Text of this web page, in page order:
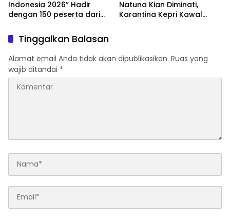
Indonesia 2026” Hadir
dengan 150 peserta dari
Industri Taman Rekreasi
dan Ekosistem Pariwisata
di Tanah Air
Natuna Kian Diminati,
Karantina Kepri Kawal
Tinggalkan Balasan
Alamat email Anda tidak akan dipublikasikan. Ruas yang
wajib ditandai *